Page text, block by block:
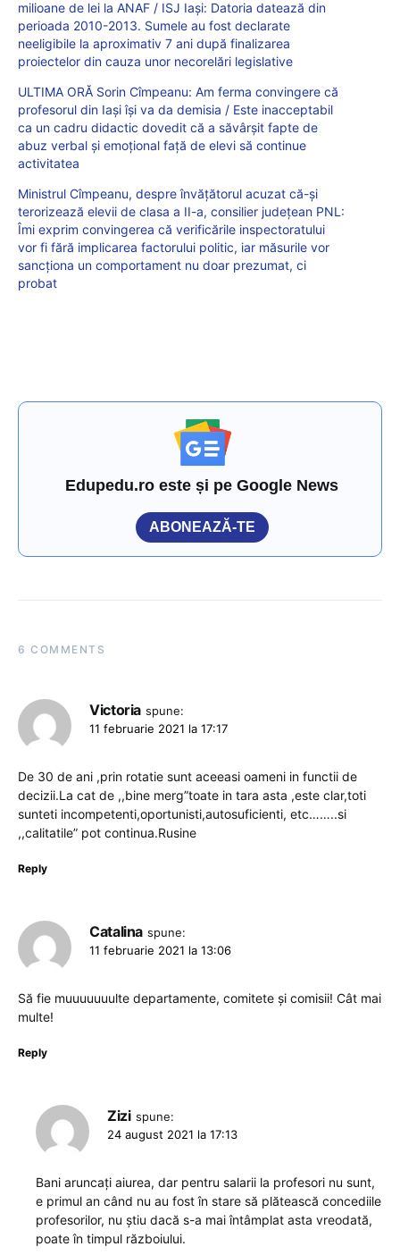
milioane de lei la ANAF / ISJ Iași: Datoria datează din
perioada 2010-2013. Sumele au fost declarate
neeligibile la aproximativ 7 ani după finalizarea
proiectelor din cauza unor necorelări legislative
ULTIMA ORĂ Sorin Cîmpeanu: Am ferma convingere că
profesorul din Iași își va da demisia / Este inacceptabil
ca un cadru didactic dovedit că a săvârșit fapte de
abuz verbal și emoțional față de elevi să continue
activitatea
Ministrul Cîmpeanu, despre învățătorul acuzat că-și
terorizează elevii de clasa a II-a, consilier județean PNL:
Îmi exprim convingerea că verificările inspectoratului
vor fi fără implicarea factorului politic, iar măsurile vor
sancționa un comportament nu doar prezumat, ci
probat
Edupedu.ro este și pe Google News
ABONEAZĂ-TE
6 COMMENTS
Victoria spune:
11 februarie 2021 la 17:17
De 30 de ani ,prin rotatie sunt aceeasi oameni in functii de
decizii.La cat de ,,bine merg”toate in tara asta ,este clar,toti
sunteti incompetenti,oportunisti,autosuficienti, etc……..si
,,calitatile” pot continua.Rusine
Reply
Catalina spune:
11 februarie 2021 la 13:06
Să fie muuuuuuulte departamente, comitete și comisii! Cât mai
multe!
Reply
Zizi spune:
24 august 2021 la 17:13
Bani aruncați aiurea, dar pentru salarii la profesori nu sunt,
e primul an când nu au fost în stare să plătească concediile
profesorilor, nu știu dacă s-a mai întâmplat asta vreodată,
poate în timpul războiului.